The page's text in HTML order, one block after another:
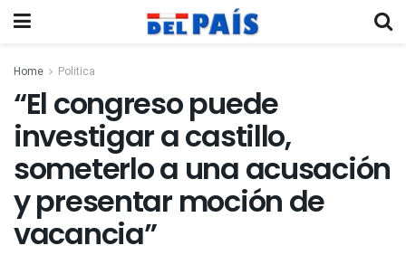
Home Politica
“El congreso puede
investigar a castillo,
someterlo a una acusación
y presentar moción de
vacancia”